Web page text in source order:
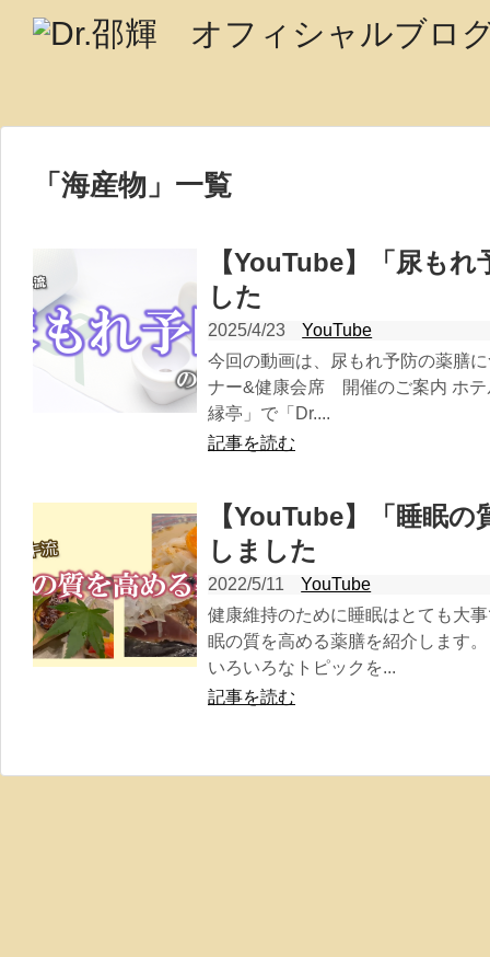
「 海産物 」 一覧
【YouTube】「尿も
した
2025/4/23
YouTube
今回の動画は、尿もれ予防の薬膳
ナー&健康会席 開催のご案内 ホテ
縁亭」で「Dr....
記事を読む
【YouTube】「睡眠
しました
2022/5/11
YouTube
健康維持のために睡眠はとても大
眠の質を高める薬膳を紹介します
いろいろなトピックを...
記事を読む